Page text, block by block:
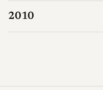
2010